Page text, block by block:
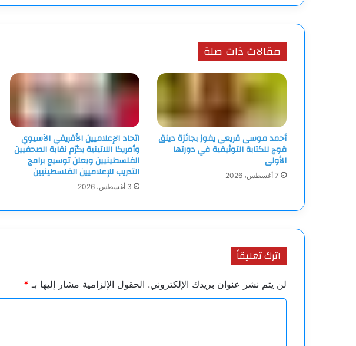
مقالات ذات صلة
أحمد موسى قريعي يفوز بجائزة دينق
قوج للكتابة التوثيقية في دورتها
الأولى
7 أغسطس، 2026
اتحاد الإعلاميين الأفريقي الآسيوي
وأمريكا اللاتينية يكرّم نقابة الصحفيين
الفلسطينيين ويعلن توسيع برامج
التدريب للإعلاميين الفلسطينيين
3 أغسطس، 2026
اترك تعليقاً
لن يتم نشر عنوان بريدك الإلكتروني. الحقول الإلزامية مشار إليها بـ *